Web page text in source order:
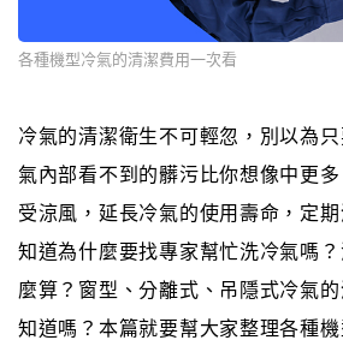
各種機型冷氣的清潔費用一次看
冷氣的清潔衛生不可輕忽，別以為
氣內部看不到的髒污比你想像中更
受涼風，延長冷氣的使用壽命，定
知道為什麼要找專家幫忙洗冷氣嗎
麼算？窗型、分離式、吊隱式冷氣
知道嗎？本篇就要幫大家整理各種機